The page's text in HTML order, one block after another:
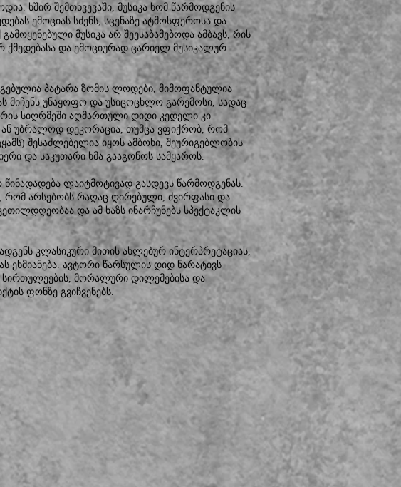
ხშირ შემთხვევაში, მუსიკა ხომ წარმოდგენის
ემოციას სძენს, სცენაზე ატმოსფეროსა და
მუსიკა არ შეესაბამებოდა ამბავს, რის
ქმედებასა და ემოციურად ცარიელ მუსიკალურ
პატარა ზომის ლოდები, მიმოფანტულია
მიჩენს უნაყოფო და უსიცოცხლო გარემოსი, სადაც
სიღრმეში აღმართული დიდი კედელი კი
უბრალოდ დეკორაცია, თუმცა ვფიქრობ, რომ
შესაძლებელია იყოს ამბოხი, შეურიგებლობის
და საკუთარი ხმა გააგონოს სამყაროს.
ლაიტმოტივად გასდევს წარმოდგენას.
რომ არსებობს რაღაც ღირებული, ძვირფასი და
და ამ ხაზს ინარჩუნებს სპექტაკლის
კლასიკური მითის ახლებურ ინტერპრეტაციას,
ავტორი წარსულის დიდ ნარატივს
მორალური დილემებისა და
ფონზე გვიჩვენებს.